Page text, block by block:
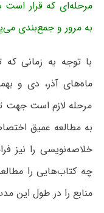
مرحله‌ای که قرار است
به مرور و جمع‌بندی
با توجه به زمانی که
ماه‌های آذر، دی و
مرحله لازم است جهت
به مطالعه عمیق
خلاصه‌نویسی را نیز
چه کتاب‌هایی را
منابع را در طول این